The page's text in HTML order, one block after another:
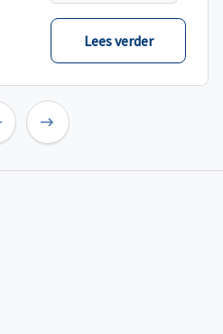
er met het goud vandoor
Lees verder